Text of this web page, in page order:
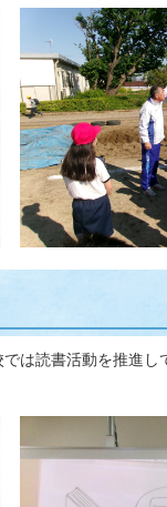
は読書活動を推進し